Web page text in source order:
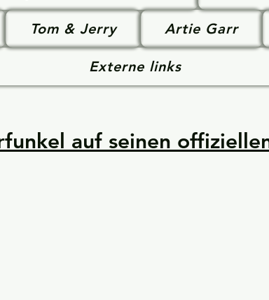
Tom & Jerry Artie Garr
Externe links
auf seinen